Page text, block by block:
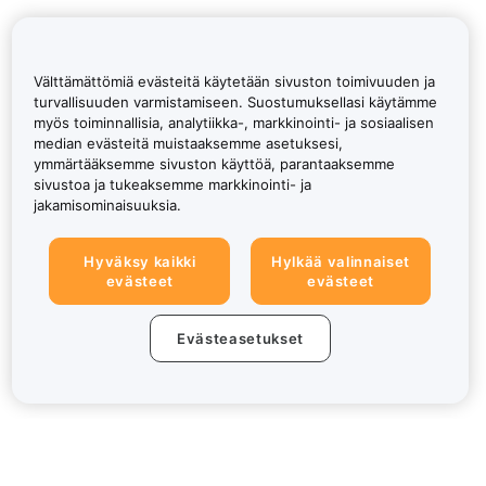
Välttämättömiä evästeitä käytetään sivuston toimivuuden ja
turvallisuuden varmistamiseen. Suostumuksellasi käytämme
myös toiminnallisia, analytiikka-, markkinointi- ja sosiaalisen
median evästeitä muistaaksemme asetuksesi,
ymmärtääksemme sivuston käyttöä, parantaaksemme
sivustoa ja tukeaksemme markkinointi- ja
jakamisominaisuuksia.
Hyväksy kaikki
evästeet
Hylkää valinnaiset
evästeet
Evästeasetukset